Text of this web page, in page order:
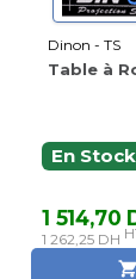
Dinon - TS
Table à
En Stock
1 514,70
1 262,25 DH